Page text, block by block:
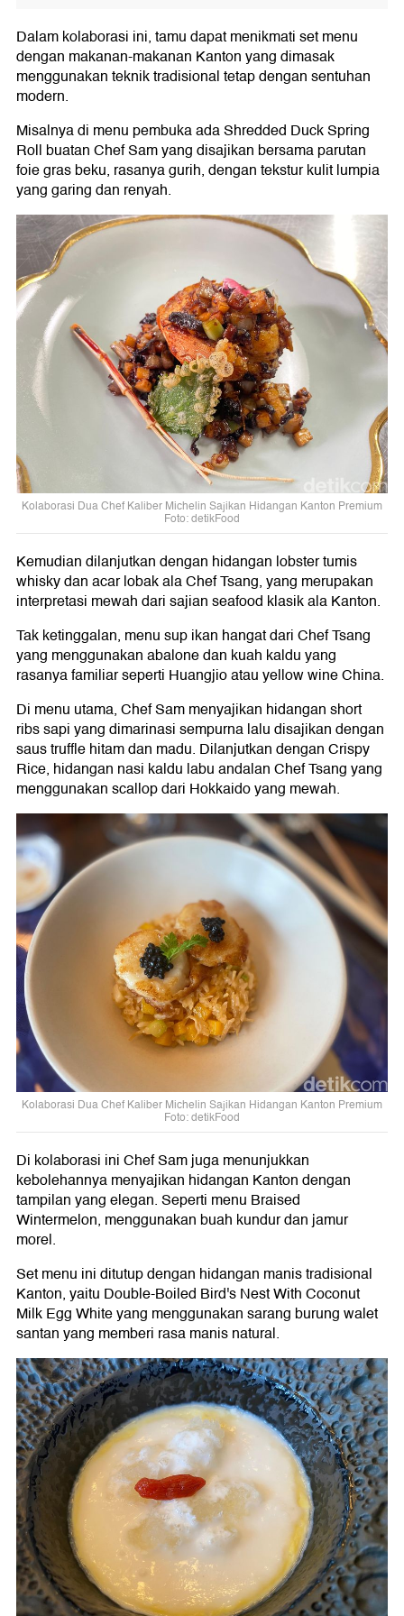
Dalam kolaborasi ini, tamu dapat menikmati set menu
dengan makanan-makanan Kanton yang dimasak
menggunakan teknik tradisional tetap dengan sentuhan
modern.
Misalnya di menu pembuka ada Shredded Duck Spring
Roll buatan Chef Sam yang disajikan bersama parutan
foie gras beku, rasanya gurih, dengan tekstur kulit lumpia
yang garing dan renyah.
Kolaborasi Dua Chef Kaliber Michelin Sajikan Hidangan Kanton Premium
Foto: detikFood
Kemudian dilanjutkan dengan hidangan lobster tumis
whisky dan acar lobak ala Chef Tsang, yang merupakan
interpretasi mewah dari sajian seafood klasik ala Kanton.
Tak ketinggalan, menu sup ikan hangat dari Chef Tsang
yang menggunakan abalone dan kuah kaldu yang
rasanya familiar seperti Huangjio atau yellow wine China.
Di menu utama, Chef Sam menyajikan hidangan short
ribs sapi yang dimarinasi sempurna lalu disajikan dengan
saus truffle hitam dan madu. Dilanjutkan dengan Crispy
Rice, hidangan nasi kaldu labu andalan Chef Tsang yang
menggunakan scallop dari Hokkaido yang mewah.
Kolaborasi Dua Chef Kaliber Michelin Sajikan Hidangan Kanton Premium
Foto: detikFood
Di kolaborasi ini Chef Sam juga menunjukkan
kebolehannya menyajikan hidangan Kanton dengan
tampilan yang elegan. Seperti menu Braised
Wintermelon, menggunakan buah kundur dan jamur
morel.
Set menu ini ditutup dengan hidangan manis tradisional
Kanton, yaitu Double-Boiled Bird's Nest With Coconut
Milk Egg White yang menggunakan sarang burung walet
santan yang memberi rasa manis natural.